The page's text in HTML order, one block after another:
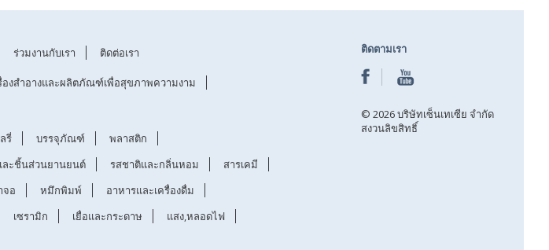
ร่วมงานกับเรา ติดต่อเรา
องสำอางและผลิตภัณฑ์เพื่อสุขภาพความงาม
รี่ บรรจุภัณฑ์
พลาสติก
ะชิ้นส่วนยานยนต์ รสชาติและกลิ่นหอม
สารเคมี
จอ หมึกพิมพ์
อาหารและเครื่องดื่ม
เซรามิก เยื่อและกระดาษ
แสง,หลอดไฟ
ติดตามเรา
© 2026 บริษัทเซ็นเทเซีย จำกัด
สงวนลิขสิทธิ์